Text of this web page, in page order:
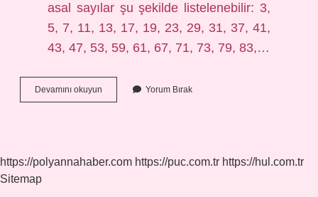
asal sayılar şu şekilde listelenebilir: 3,
5, 7, 11, 13, 17, 19, 23, 29, 31, 37, 41,
43, 47, 53, 59, 61, 67, 71, 73, 79, 83,…
Devamını okuyun
Bir
Yorum Bırak
https://polyannahaber.com https://puc.com.tr https://hul.com.tr
Sitemap